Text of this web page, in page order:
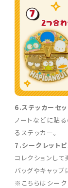
6.ステッカー
ノートなどに貼
るステッカー。
7.シークレット
コレクションして
バッグやキャッ
※こちらはシーク